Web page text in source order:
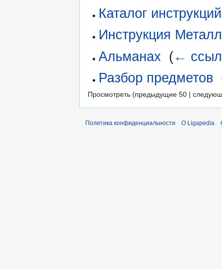
Каталог инструкций
Инструкция
Альманах (←
Разбор предметов
Просмотреть (предыдущие 50 |
Политика конфиденциальности О Ligapedia